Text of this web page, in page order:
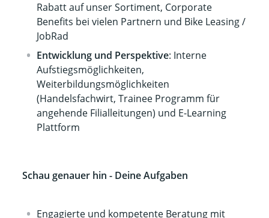
Rabatt auf unser Sortiment, Corporate
Benefits bei vielen Partnern und Bike Leasing /
JobRad
Entwicklung und Perspektive: Interne
Aufstiegsmöglichkeiten,
Weiterbildungsmöglichkeiten
(Handelsfachwirt, Trainee Programm für
angehende Filialleitungen) und E-Learning
Plattform
Schau genauer hin - Deine Aufgaben
Engagierte und kompetente Beratung mit